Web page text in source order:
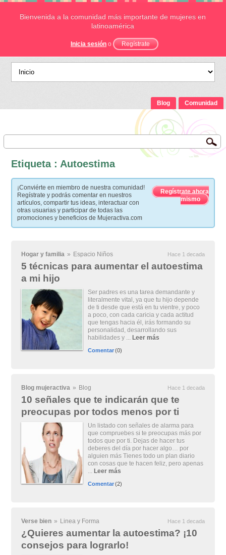
Bienvenida a la comunidad más importante de mujeres en
latinoamérica
Inicia sesión o Regístrate
Blog Comunidad
Etiqueta : Autoestima
¡Conviérte en miembro de nuestra comunidad!
Regístrate y podrás comentar en nuestros
artículos, compartir tus ideas, interactuar con
otras usuarias y participar de todas las
promociones y beneficios de Mujeractiva.com
Regístrate ahora
mismo
Hogar y familia » Espacio Niños Hace 1 decada
5 técnicas para aumentar el autoestima
a mi hijo
Ser padres es una tarea demandante y
literalmente vital, ya que tu hijo depende
de ti desde que está en tu vientre, y poco
a poco, con cada caricia y cada actitud
que tengas hacia él, irás formando su
personalidad, desarrollando sus
habilidades y ... Leer más
Comentar(0)
Blog mujeractiva » Blog Hace 1 decada
10 señales que te indicarán que te
preocupas por todos menos por ti
Un listado con señales de alarma para
que compruebes si te preocupas más por
todos que por ti. Dejas de hacer tus
deberes del día por hacer algo… por
alguien más Tienes todo un plan diario
con cosas que te hacen feliz, pero apenas
... Leer más
Comentar(2)
Verse bien » Linea y Forma Hace 1 decada
¿Quieres aumentar la autoestima? ¡10
consejos para lograrlo!